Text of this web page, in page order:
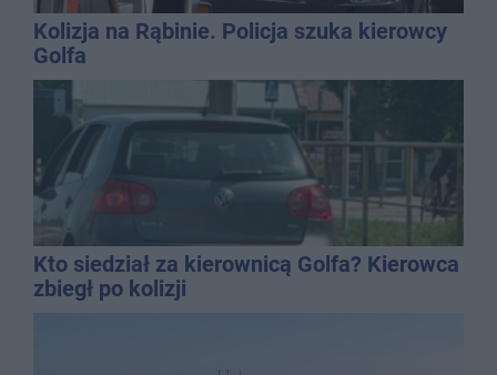
Kolizja na Rąbinie. Policja szuka kierowcy
Golfa
Kto siedział za kierownicą Golfa? Kierowca
zbiegł po kolizji